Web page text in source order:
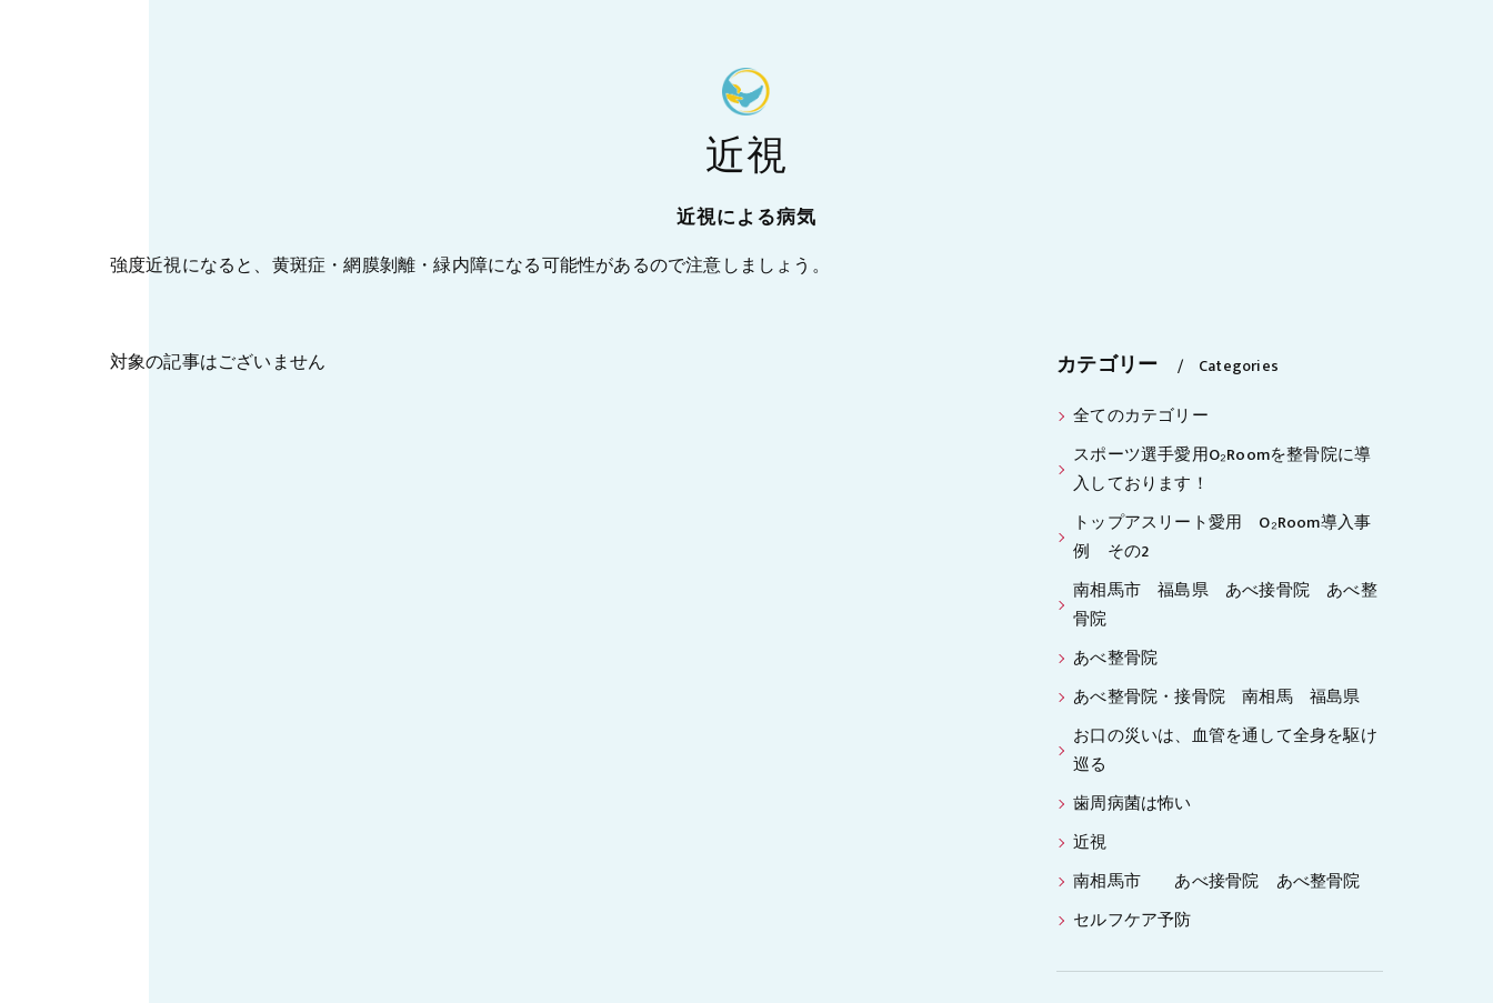
近視
近視による病気
強度近視になると、黄斑症・網膜剝離・緑内障になる可能性があるので注意しましょう。
対象の記事はございません カテゴリー Categories
全てのカテゴリー
スポーツ選手愛用O₂Roomを整骨院に導
入しております！
トップアスリート愛用 O₂Room導入事
例 その2
南相馬市 福島県 あべ接骨院 あべ整
骨院
あべ整骨院
あべ整骨院・接骨院 南相馬 福島県
お口の災いは、血管を通して全身を駆け
巡る
歯周病菌は怖い
近視
南相馬市 あべ接骨院 あべ整骨院
セルフケア予防